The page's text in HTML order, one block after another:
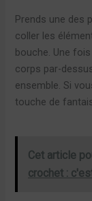
Prends une des
coller les
bouche. Une
corps par-
ensemble. Si
touche de
Cet article
crochet :